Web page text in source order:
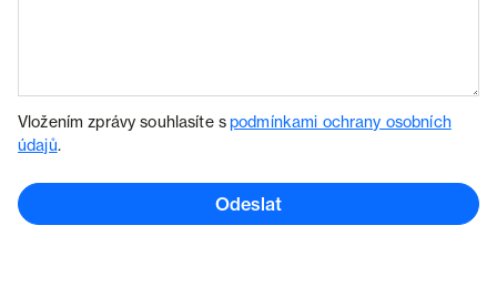
Vložením zprávy souhlasíte spodmínkami ochrany osobních
údajů.
Odeslat